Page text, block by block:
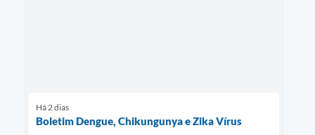
Há 2 dias
Boletim Dengue, Chikungunya e Zika Vírus